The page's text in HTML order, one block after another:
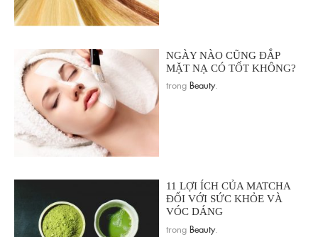
NGÀY NÀO CŨNG ĐẮP
MẶT NẠ CÓ TỐT KHÔNG?
trong Beauty.
11 LỢI ÍCH CỦA MATCHA
ĐỐI VỚI SỨC KHỎE VÀ
VÓC DÁNG
trong Beauty.